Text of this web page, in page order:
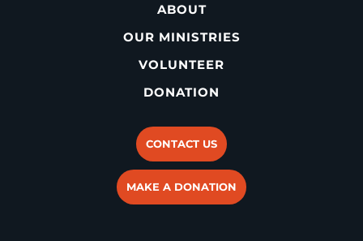
ABOUT
OUR MINISTRIES
VOLUNTEER
DONATION
CONTACT US
MAKE A DONATION